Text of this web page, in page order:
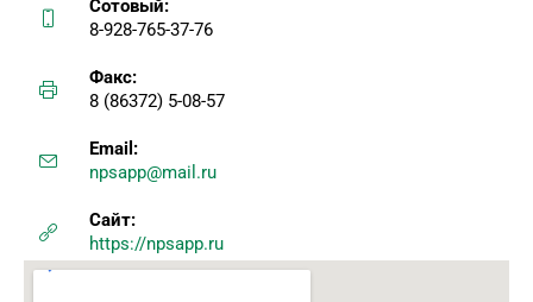
Сотовый:
8-928-765-37-76
Факс:
8 (86372) 5-08-57
Email:
npsapp@mail.ru
Сайт:
https://npsapp.ru